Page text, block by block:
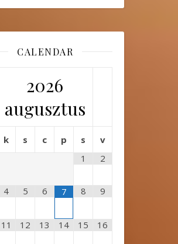
CALENDAR
2026
augusztus
k s c p s
v
1
2
4 5 6 7 8 9
11 12 13 14 15 16